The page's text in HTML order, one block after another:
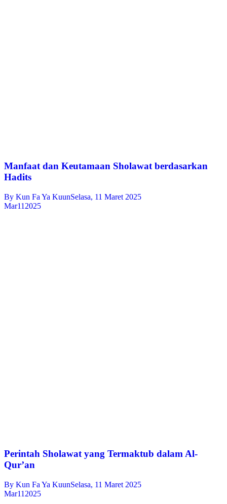
Manfaat dan Keutamaan Sholawat berdasarkan
Hadits
By Kun Fa Ya KuunSelasa, 11 Maret 2025
Mar11 2025
Perintah Sholawat yang Termaktub dalam Al-
Qur’an
By Kun Fa Ya KuunSelasa, 11 Maret 2025
Mar11 2025